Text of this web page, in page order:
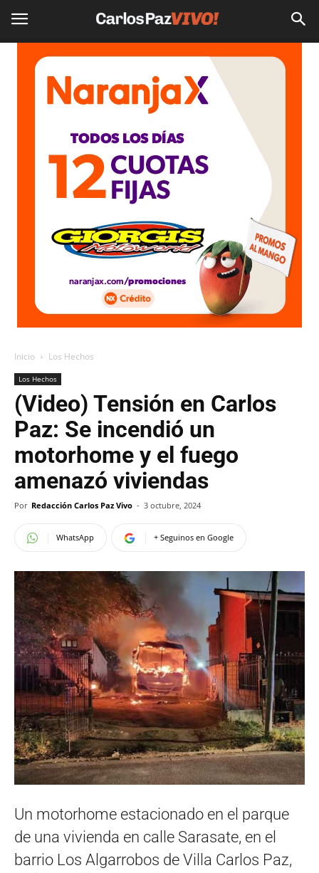
Inicio Los Hechos
Los Hechos
(Video) Tensión en Carlos
Paz: Se incendió un
motorhome y el fuego
amenazó viviendas
Por Redacción Carlos Paz Vivo - 3 octubre, 2024
WhatsApp + Seguinos en Google
Un motorhome estacionado en el parque
de una vivienda en calle Sarasate, en el
barrio Los Algarrobos de Villa Carlos Paz,